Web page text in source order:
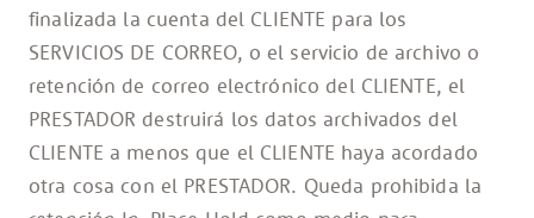
finalizada la cuenta del CLIENTE para los
SERVICIOS DE CORREO, o el servicio de archivo o
retención de correo electrónico del CLIENTE, el
PRESTADOR destruirá los datos archivados del
CLIENTE a menos que el CLIENTE haya acordado
otra cosa con el PRESTADOR. Queda prohibida la